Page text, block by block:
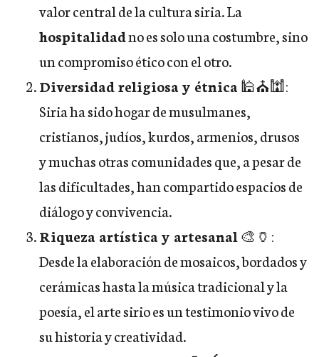
valor central de la cultura siria. La
hospitalidadno es solo una costumbre, sino
un compromiso ético con el otro.
Diversidad religiosa y étnica🕌⛪🕍:
Siria ha sido hogar de musulmanes,
cristianos, judíos, kurdos, armenios, drusos
y muchas otras comunidades que, a pesar de
las dificultades, han compartido espacios de
diálogo y convivencia.
Riqueza artística y artesanal🎨🏺:
Desde la elaboración de mosaicos, bordados y
cerámicas hasta la música tradicional y la
poesía, el arte sirio es un testimonio vivo de
su historia y creatividad.